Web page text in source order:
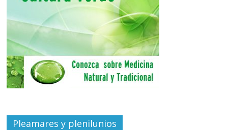
Pleamares y plenilunios